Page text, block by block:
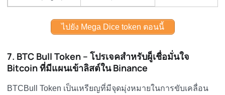
ไปยัง Mega Dice token ตอนนี้
7. BTC Bull Token – โปรเจคสำหรับผู็เชื่อมั่นใจ
Bitcoin ที่มีแผนเข้าลิสต์ใน Binance
BTCBull Token เป็นเหรียญที่มีจุดมุ่งหมายในการขับเคลื่อน